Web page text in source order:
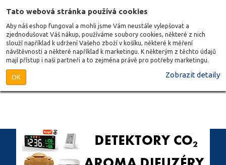
Tato webová stránka používá cookies
Aby náš eshop fungoval a mohli jsme Vám neustále vylepšovat a
zjednodušovat Váš nákup, používáme soubory cookies, některé z nich
slouží například k udržení Vašeho zboží v košíku, některé k měření
návštěvnosti a některé například k marketingu. K některým z těchto údajů
mají přístup i naši partneři a to zejména právě pro potřeby marketingu.
OK Zobrazit detaily